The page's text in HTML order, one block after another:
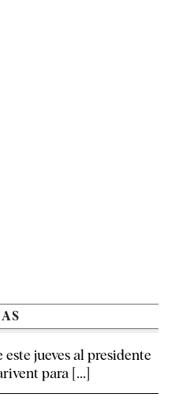
jueves al presidente
para [...]